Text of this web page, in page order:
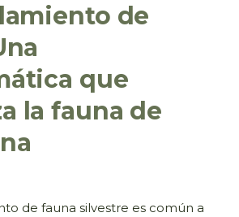
de
que
la fauna de
de fauna silvestre es común a